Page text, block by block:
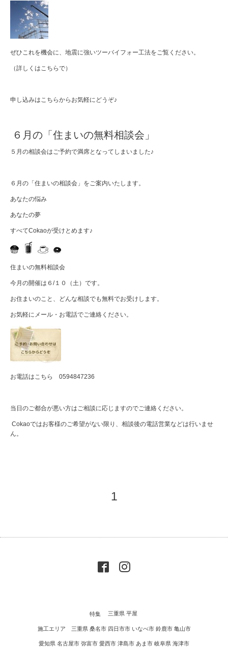
ぜひこれを機会に、地震に強いツーバイフォー工法をご覧ください。
（詳しくはこちらで）
申し込みはこちらからお気軽にどうぞ♪
６月の「住まいの無料相談会」
５月の相談会はご予約で満席となってしまいました♪
６月の「住まいの相談会」をご案内いたします。
あなたの悩み
あなたの夢
すべてCokaoが受けとめます♪
住まいの無料相談会
今月の開催は６/１０（土）です。
お住まいのこと、どんな相談でも無料でお受けします。
お気軽にメール・お電話でご連絡ください。
お電話はこちら 0594847236
当日のご都合が悪い方はご相談に応じますのでご連絡ください。
Cokaoではお客様のご希望がない限り、相談後の電話営業などは行いませ
ん。
1
特集 三重県 平屋
施工エリア 三重県 桑名市 四日市市 いなべ市 鈴鹿市 亀山市
愛知県 名古屋市 弥富市 愛西市 津島市 あま市 岐阜県 海津市